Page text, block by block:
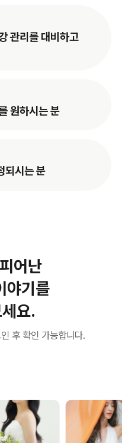
관리를 대비하고
원하시는 분
되시는 분
어난
야기를
요.
후 확인 가능합니다.